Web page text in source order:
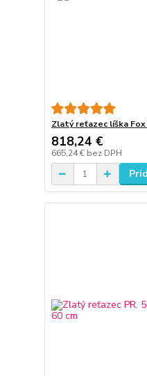
Zlatý reťazec líška Fox
818,24 €
665,24 € bez DPH